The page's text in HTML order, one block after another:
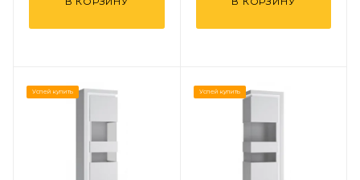
Успей купить Успей купить